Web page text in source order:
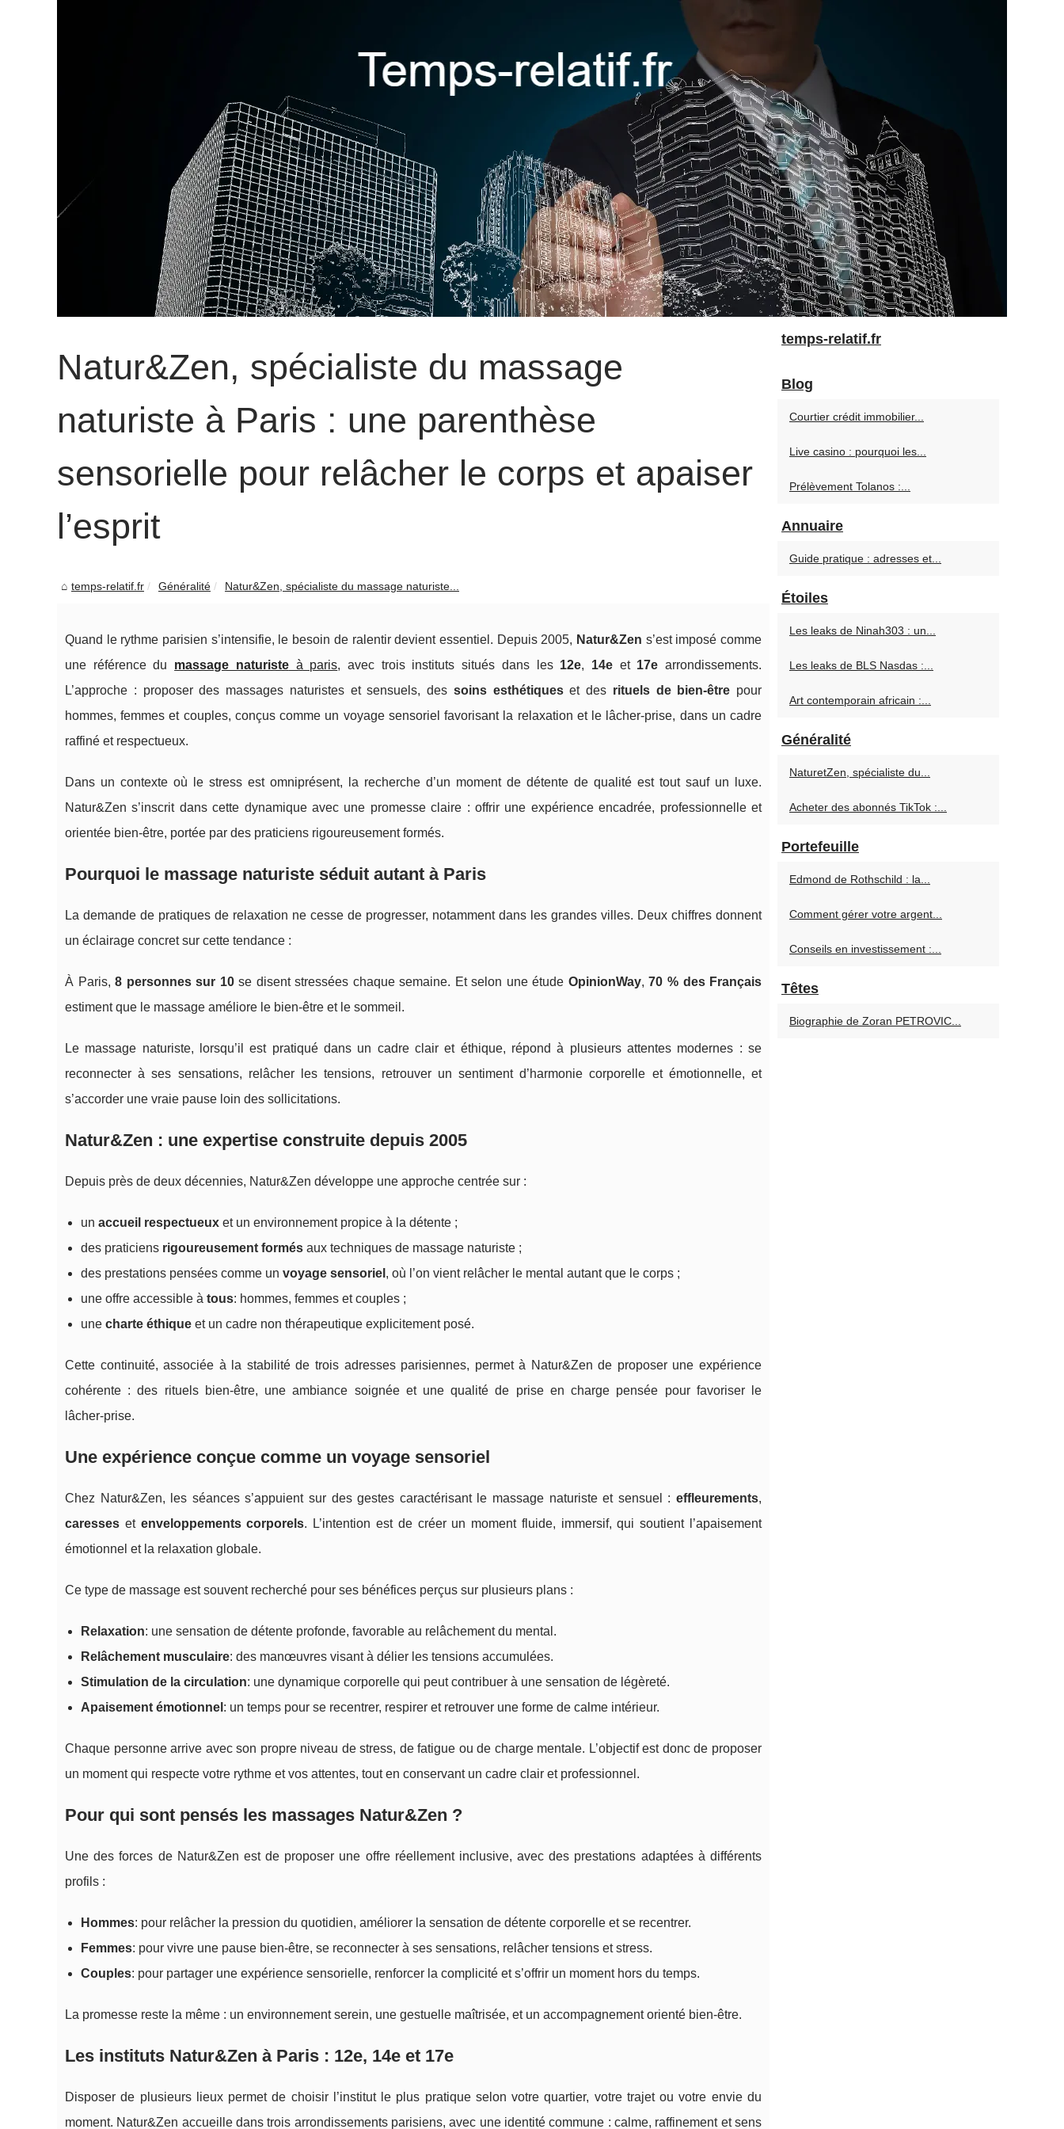
Natur&Zen, spécialiste du massage
naturiste à Paris : une parenthèse
sensorielle pour relâcher le corps et apaiser
l’esprit
temps-relatif.fr Généralité Natur&Zen, spécialiste du massage naturiste...
Quand le rythme parisien s’intensifie, le besoin de ralentir devient essentiel. Depuis 2005, Natur&Zen s’est imposé comme
une référence du massage naturisteà paris, avec trois instituts situés dans les 12e, 14eet 17e arrondissements.
L’approche : proposer des massages naturistes et sensuels, des soins esthétiqueset des rituels de bien‑être pour
hommes, femmes et couples, conçus comme un voyage sensoriel favorisant la relaxation et le lâcher‑prise, dans un cadre
raffiné et respectueux.
Dans un contexte où le stress est omniprésent, la recherche d’un moment de détente de qualité est tout sauf un luxe.
Natur&Zen s’inscrit dans cette dynamique avec une promesse claire : offrir une expérience encadrée, professionnelle et
orientée bien‑être, portée par des praticiens rigoureusement formés.
Pourquoi le massage naturiste séduit autant à Paris
La demande de pratiques de relaxation ne cesse de progresser, notamment dans les grandes villes. Deux chiffres donnent
un éclairage concret sur cette tendance :
À Paris,8 personnes sur 10se disent stressées chaque semaine. Et selon une étude OpinionWay,70 % des Français
estiment que le massage améliore le bien‑être et le sommeil.
Le massage naturiste, lorsqu’il est pratiqué dans un cadre clair et éthique, répond à plusieurs attentes modernes : se
reconnecter à ses sensations, relâcher les tensions, retrouver un sentiment d’harmonie corporelle et émotionnelle, et
s’accorder une vraie pause loin des sollicitations.
Natur&Zen : une expertise construite depuis 2005
Depuis près de deux décennies, Natur&Zen développe une approche centrée sur :
un accueil respectueux et un environnement propice à la détente ;
des praticiens rigoureusement formés aux techniques de massage naturiste ;
des prestations pensées comme un voyage sensoriel , où l’on vient relâcher le mental autant que le corps ;
une offre accessible à tous: hommes, femmes et couples ;
une charte éthique et un cadre non thérapeutique explicitement posé.
Cette continuité, associée à la stabilité de trois adresses parisiennes, permet à Natur&Zen de proposer une expérience
cohérente : des rituels bien‑être, une ambiance soignée et une qualité de prise en charge pensée pour favoriser le
lâcher‑prise.
Une expérience conçue comme un voyage sensoriel
Chez Natur&Zen, les séances s’appuient sur des gestes caractérisant le massage naturiste et sensuel : effleurements,
caresses et enveloppements corporels. L’intention est de créer un moment fluide, immersif, qui soutient l’apaisement
émotionnel et la relaxation globale.
Ce type de massage est souvent recherché pour ses bénéfices perçus sur plusieurs plans :
Relaxation: une sensation de détente profonde, favorable au relâchement du mental.
Relâchement musculaire: des manœuvres visant à délier les tensions accumulées.
Stimulation de la circulation: une dynamique corporelle qui peut contribuer à une sensation de légèreté.
Apaisement émotionnel : un temps pour se recentrer, respirer et retrouver une forme de calme intérieur.
Chaque personne arrive avec son propre niveau de stress, de fatigue ou de charge mentale. L’objectif est donc de proposer
un moment qui respecte votre rythme et vos attentes, tout en conservant un cadre clair et professionnel.
Pour qui sont pensés les massages Natur&Zen ?
Une des forces de Natur&Zen est de proposer une offre réellement inclusive, avec des prestations adaptées à différents
profils :
Hommes: pour relâcher la pression du quotidien, améliorer la sensation de détente corporelle et se recentrer.
Femmes: pour vivre une pause bien‑être, se reconnecter à ses sensations, relâcher tensions et stress.
Couples: pour partager une expérience sensorielle, renforcer la complicité et s’offrir un moment hors du temps.
La promesse reste la même : un environnement serein, une gestuelle maîtrisée, et un accompagnement orienté bien‑être.
Les instituts Natur&Zen à Paris : 12e, 14e et 17e
Disposer de plusieurs lieux permet de choisir l’institut le plus pratique selon votre quartier, votre trajet ou votre envie du
moment. Natur&Zen accueille dans trois arrondissements parisiens, avec une identité commune : calme, raffinement et sens
temps-relatif.fr
Blog
Courtier crédit immobilier...
Live casino : pourquoi les...
Prélèvement Tolanos :...
Annuaire
Guide pratique : adresses et...
Étoiles
Les leaks de Ninah303 : un...
Les leaks de BLS Nasdas :...
Art contemporain africain :...
Généralité
NaturetZen, spécialiste du...
Acheter des abonnés TikTok :...
Portefeuille
Edmond de Rothschild : la...
Comment gérer votre argent...
Conseils en investissement :...
Têtes
Biographie de Zoran PETROVIC...